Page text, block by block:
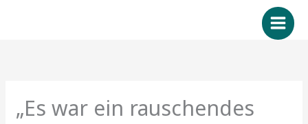
„Es war ein rauschendes